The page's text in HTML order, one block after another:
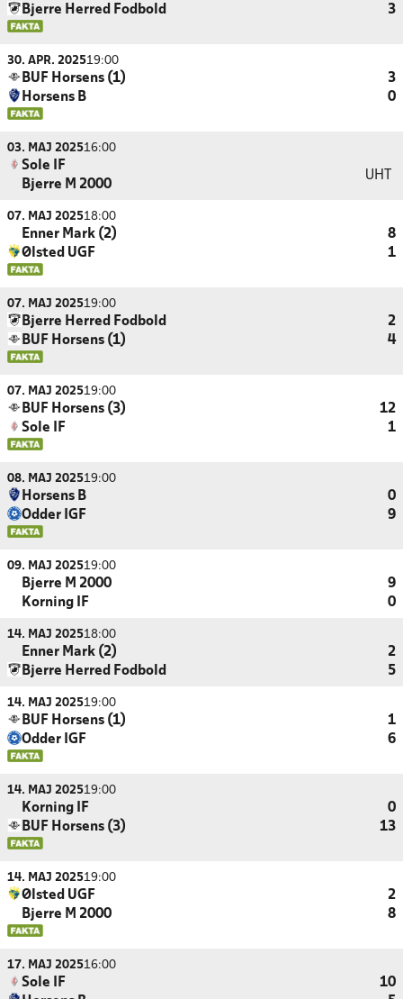
Bjerre Herred Fodbold 3
30. APR. 202519:00
BUF Horsens (1)
3
Horsens B
0
03. MAJ 202516:00
Sole IF
Bjerre M 2000
UHT
07. MAJ 202518:00
Enner Mark (2)
8
Ølsted UGF
1
07. MAJ 202519:00
Bjerre Herred Fodbold
2
BUF Horsens (1)
4
07. MAJ 202519:00
BUF Horsens (3)
12
Sole IF
1
08. MAJ 202519:00
Horsens B
0
Odder IGF
9
09. MAJ 202519:00
Bjerre M 2000
9
Korning IF
0
14. MAJ 202518:00
Enner Mark (2)
2
Bjerre Herred Fodbold
5
14. MAJ 202519:00
BUF Horsens (1)
1
Odder IGF
6
14. MAJ 202519:00
Korning IF
0
BUF Horsens (3)
13
14. MAJ 202519:00
Ølsted UGF
2
Bjerre M 2000
8
17. MAJ 202516:00
Sole IF
10